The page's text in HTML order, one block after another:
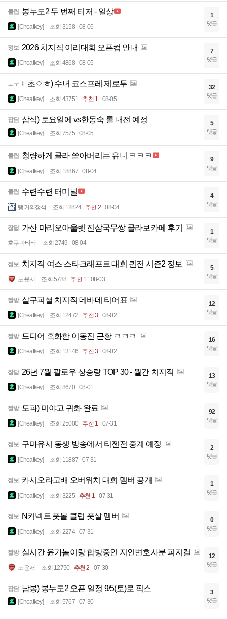
클립 봉누도2 두 번째 티저 - 일상
[Cheatkey] 조회 3158 08-06
1
댓글
정보 2026 치지직 이리대회 오픈컵 안내
[Cheatkey] 조회 4868 08-05
7
댓글
ㅗㅜㅑ 초ㅇㅎ) 수녀 코스프레 제로투
[Cheatkey] 조회 43751 추천 1 08-05
32
댓글
잡담 삼식) 토요일에 vs한동숙 롤 내전 예정
[Cheatkey] 조회 7575 08-05
5
댓글
클립 청량하게 콜라 쏟아버리는 유니 ㅋㅋㅋ
[Cheatkey] 조회 18867 08-04
9
댓글
클립 수련수련 터미널
탱커의정석 조회 12824 추천 2 08-04
4
댓글
잡담 가산 마리오아울렛 진삼국무쌍 콜라보카페 후기
호쿠마타타 조회 2749 08-04
1
댓글
정보 치지직 여스 스타크래프트 대회 퀸전 시즌2 정보
노윤서 조회 5788 추천 1 08-03
5
댓글
짤방 살구피셜 치지직 데바데 티어표
[Cheatkey] 조회 12472 추천 3 08-02
12
댓글
짤방 드디어 흑화한 이동진 근황 ㅋㅋㅋ
[Cheatkey] 조회 13146 추천 3 08-02
16
댓글
잡담 26년 7월 팔로우 상승량 TOP 30 - 월간 치지직
[Cheatkey] 조회 8670 08-01
13
댓글
짤방 도파) 미야고 귀화 완료
[Cheatkey] 조회 25000 추천 1 07-31
92
댓글
정보 구마유시 동생 방송에서 티젠전 중계 예정
[Cheatkey] 조회 11887 07-31
2
댓글
정보 카시오라고배 오버워치 대회 멤버 공개
[Cheatkey] 조회 3225 추천 1 07-31
1
댓글
정보 N커넥트 풋볼 클럽 풋살 멤버
[Cheatkey] 조회 2274 07-31
0
댓글
짤방 실시간 윤가놈이랑 합방중인 지인변호사분 피지컬
노윤서 조회 12750 추천 2 07-30
12
댓글
잡담 남봉) 봉누도2 오픈 일정 9/5(토)로 픽스
[Cheatkey] 조회 5767 07-30
3
댓글